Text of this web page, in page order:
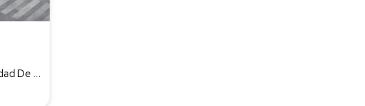
Dr. Lavista 181, Doctores, Cuauhtémoc, 06720 Ciudad De México, Cdmx, Doctores, Cuauhtémoc